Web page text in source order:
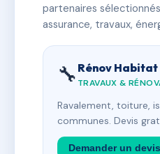
partenaires
assurance, travaux,
🔧 Rénov Habitat
TRAVAUX &
Ravalement, toiture,
communes. Devis
Demander un